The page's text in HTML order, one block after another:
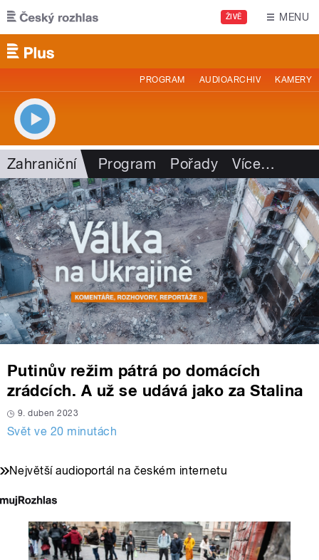
Přejít k hlavnímu obsahu
ŽIVĚ MENU
PROGRAM AUDIOARCHIV KAMERY
Zahraniční Program Pořady Více…
Putinův režim pátrá po domácích
zrádcích. A už se udává jako za Stalina
9. duben 2023
Svět ve 20 minutách
Největší audioportál na českém internetu